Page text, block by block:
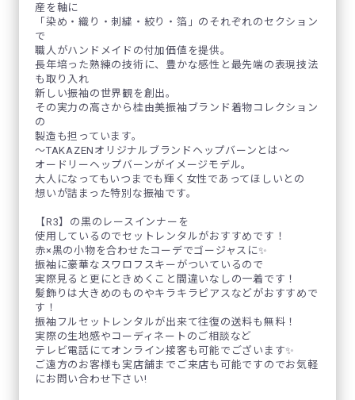
産を軸に
「染め・織り・刺繍・絞り・箔」のそれぞれのセクション
で
職人がハンドメイドの付加価値を提供。
長年培った熟練の技術に、豊かな感性と最先端の表現技法
も取り入れ
新しい振袖の世界観を創出。
その実力の高さから桂由美振袖ブランド着物コレクション
の
製造も担っています。
～TAKAZENオリジナルブランドヘップバーンとは～
オードリーヘップバーンがイメージモデル。
大人になってもいつまでも輝く女性であってほしいとの
想いが詰まった特別な振袖です。
【R3】の黒のレースインナーを
使用しているのでセットレンタルがおすすめです！
赤×黒の小物を合わせたコーデでゴージャスに✨
振袖に豪華なスワロフスキーがついているので
実際見ると更にときめくこと間違いなしの一着です！
髪飾りは大きめのものやキラキラピアスなどがおすすめで
す！
振袖フルセットレンタルが出来て往復の送料も無料！
実際の生地感やコーディネートのご相談など
テレビ電話にてオンライン接客も可能でございます✨
ご遠方のお客様も実店舗までご来店も可能ですのでお気軽
にお問い合わせ下さい!